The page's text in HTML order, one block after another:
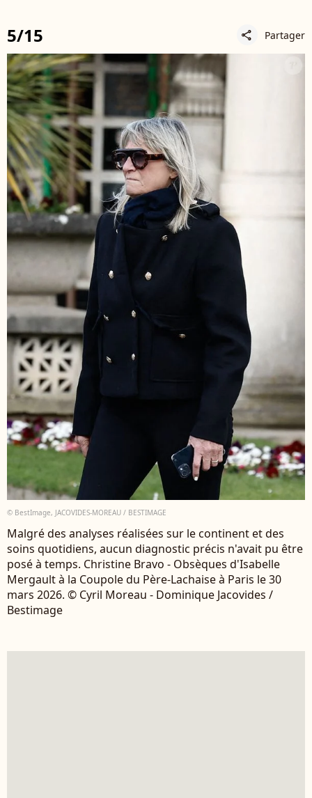
5/15 share Partager
© BestImage, JACOVIDES-MOREAU / BESTIMAGE
Malgré des analyses réalisées sur le continent et des
soins quotidiens, aucun diagnostic précis n'avait pu être
posé à temps. Christine Bravo - Obsèques d'Isabelle
Mergault à la Coupole du Père-Lachaise à Paris le 30
mars 2026. © Cyril Moreau - Dominique Jacovides /
Bestimage